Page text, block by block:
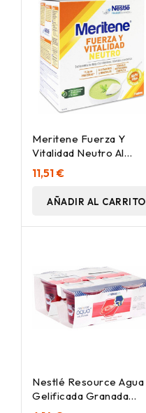
Meritene Fuerza Y
Vitalidad Neutro Al
Plato Sobres, 7 Sobres
11,51 €
AÑADIR AL CARRITO
Nestlé Resource Agua
Gelificada Granada
4Uds